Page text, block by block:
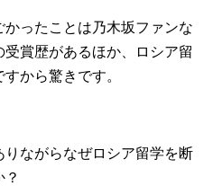
ったことは乃木坂ファンな
賞歴があるほか、ロシア留
から驚きです。
ながらなぜロシア留学を断